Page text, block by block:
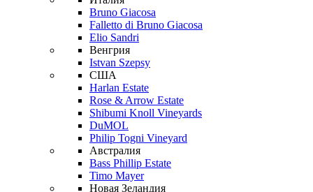
Bruno Giacosa
Falletto di Bruno Giacosa
Elio Sandri
Венгрия
Istvan Szepsy
США
Harlan Estate
Rose & Arrow Estate
Shibumi Knoll Vineyards
DuMOL
Philip Togni Vineyard
Австралия
Bass Phillip Estate
Timo Mayer
Новая Зеландия